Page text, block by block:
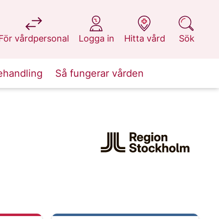
vårdpersonal
på 1177.se
Logga in
på 1177.se
Hitta vård
på 1177.se
Sök
på 1177.se
Så fungerar vården